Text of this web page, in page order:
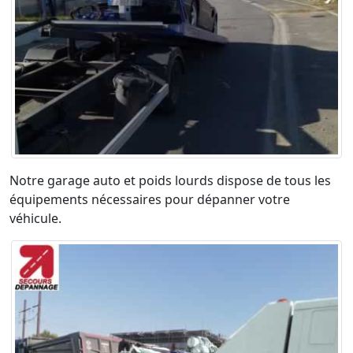
Notre garage auto et poids lourds dispose de tous les
équipements nécessaires pour dépanner votre
véhicule.